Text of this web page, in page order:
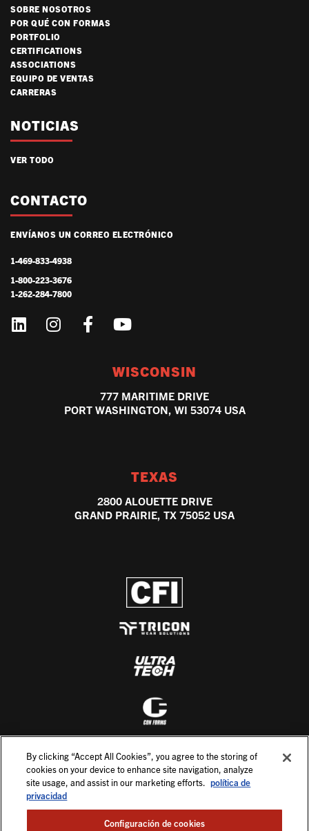
SOBRE NOSOTROS
POR QUÉ CON FORMAS
PORTFOLIO
CERTIFICATIONS
ASSOCIATIONS
EQUIPO DE VENTAS
CARRERAS
NOTICIAS
VER TODO
CONTACTO
ENVÍANOS UN CORREO ELECTRÓNICO
1-469-833-4938
1-800-223-3676
1-262-284-7800
WISCONSIN
777 MARITIME DRIVE
PORT WASHINGTON, WI 53074 USA
TEXAS
2800 ALOUETTE DRIVE
GRAND PRAIRIE, TX 75052 USA
By clicking “Accept All Cookies”, you agree to the storing of
cookies on your device to enhance site navigation, analyze
site usage, and assist in our marketing efforts. política de
privacidad
Configuración de cookies